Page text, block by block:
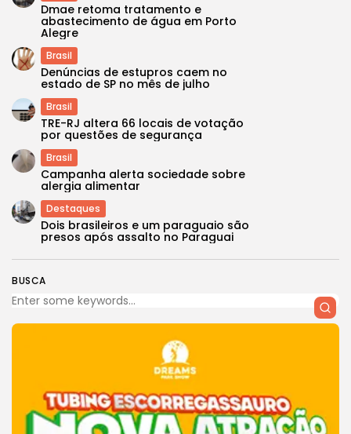
BUSCA
Dmae retoma tratamento e
abastecimento de água em Porto
Alegre
Brasil
Denúncias de estupros caem no
estado de SP no mês de julho
Brasil
TRE-RJ altera 66 locais de votação
por questões de segurança
Brasil
Campanha alerta sociedade sobre
alergia alimentar
Destaques
Dois brasileiros e um paraguaio são
presos após assalto no Paraguai